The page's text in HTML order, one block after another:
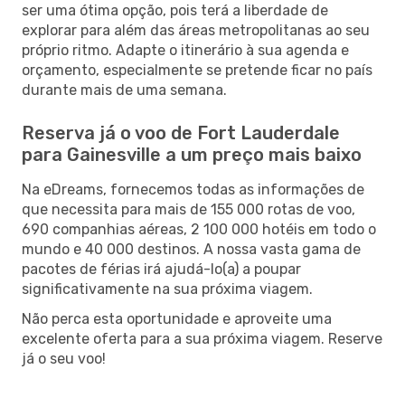
ser uma ótima opção, pois terá a liberdade de
explorar para além das áreas metropolitanas ao seu
próprio ritmo. Adapte o itinerário à sua agenda e
orçamento, especialmente se pretende ficar no país
durante mais de uma semana.
Reserva já o voo de Fort Lauderdale
para Gainesville a um preço mais baixo
Na eDreams, fornecemos todas as informações de
que necessita para mais de 155 000 rotas de voo,
690 companhias aéreas, 2 100 000 hotéis em todo o
mundo e 40 000 destinos. A nossa vasta gama de
pacotes de férias irá ajudá-lo(a) a poupar
significativamente na sua próxima viagem.
Não perca esta oportunidade e aproveite uma
excelente oferta para a sua próxima viagem. Reserve
já o seu voo!